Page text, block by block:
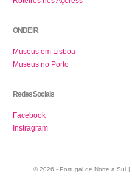
ONDE IR
Museus em Lisboa
Museus no Porto
Redes Sociais
Facebook
Instragram
© 2026 - Portugal de Norte a Sul |